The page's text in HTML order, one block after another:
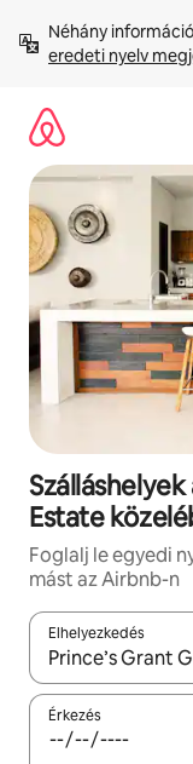
tartalomra
Néhány
eredeti nyelv
Estate
Foglalj le egyedi
mást az Airbnb-n
Elhelyezkedés
Az eredmények
Érkezés